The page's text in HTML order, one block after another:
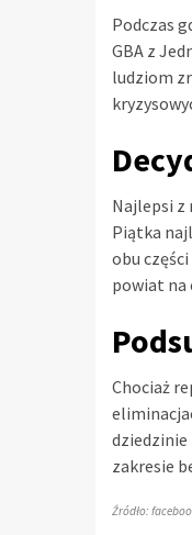
Podczas
GBA z
ludziom
Najlepsi z
Piątka
obu
powiat na
Chociaż
dziedzinie
zakresie
Źródło: